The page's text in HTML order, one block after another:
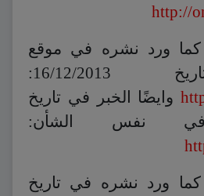
http://
ورد نشره في موقع
12/2013:
وايضًا الخبر في تاريخ
ورد نشره في تاريخ